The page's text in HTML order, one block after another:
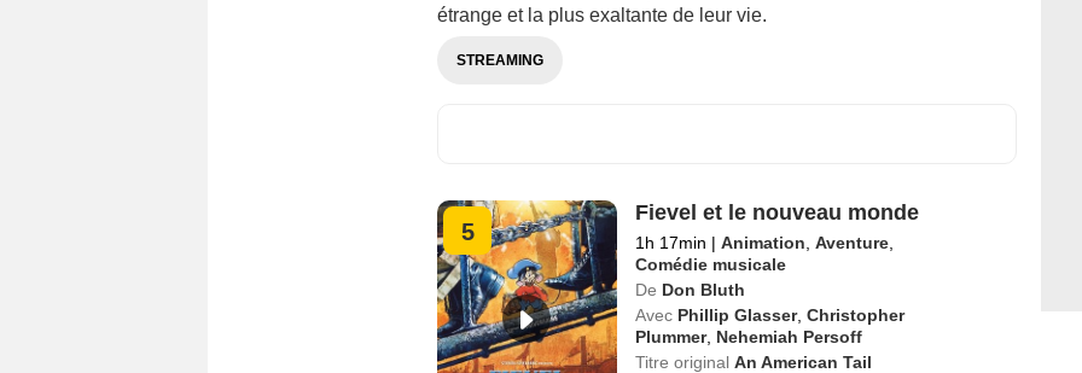
étrange et la plus exaltante de leur vie.
STREAMING
5
Fievel et le nouveau monde
1h 17min | Animation Aventure,
Comédie musicale
De Don Bluth
Avec Phillip Glasser, Christopher
Plummer, Nehemiah Persoff
Titre original An American Tail